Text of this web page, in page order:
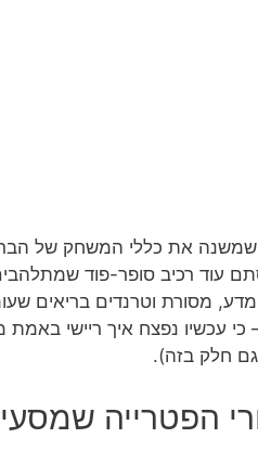
את כללי המשחק של
עוד רכיב סופר-פוד
מדע, מסורת וטרנדים בריאים
כי עכשיו נפצח איך ריישי
גם חלק בזה).
הפטרייה